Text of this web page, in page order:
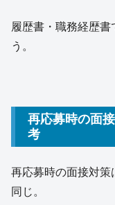
履歴書・職務経歴書
う。
再応募時の面
考
再応募時の面接対策
同じ。